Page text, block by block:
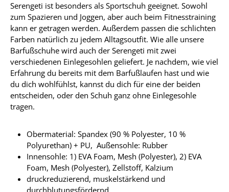
Serengeti ist besonders als Sportschuh geeignet. Sowohl
zum Spazieren und Joggen, aber auch beim Fitnesstraining
kann er getragen werden. Außerdem passen die schlichten
Farben natürlich zu jedem Alltagsoutfit. Wie alle unsere
Barfußschuhe wird auch der Serengeti mit zwei
verschiedenen Einlegesohlen geliefert. Je nachdem, wie viel
Erfahrung du bereits mit dem Barfußlaufen hast und wie
du dich wohlfühlst, kannst du dich für eine der beiden
entscheiden, oder den Schuh ganz ohne Einlegesohle
tragen.
Obermaterial: Spandex (90 % Polyester, 10 %
Polyurethan) + PU, Außensohle: Rubber
Innensohle: 1) EVA Foam, Mesh (Polyester), 2) EVA
Foam, Mesh (Polyester), Zellstoff, Kalzium
druckreduzierend, muskelstärkend und
durchblutungsfördernd